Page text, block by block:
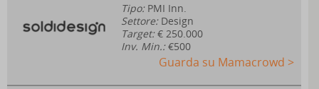
Tipo: PMI Inn.
Settore: Design
Target:€ 250.000
Inv. Min.:€500
Guarda su Mamacrowd >